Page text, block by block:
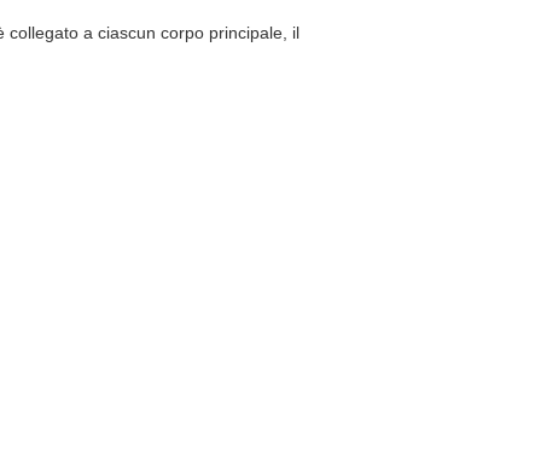
collegato a ciascun corpo principale, il